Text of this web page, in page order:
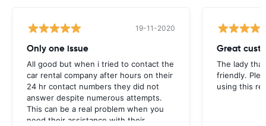
19-11-2020
Only one issue
All good but when i tried to contact the
car rental company after hours on their
24 hr contact numbers they did not
answer despite numerous attempts.
This can be a real problem when you
need their assistance with their
Great
The lady
friendly.
using this